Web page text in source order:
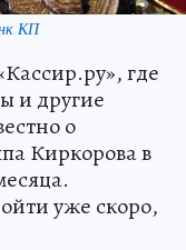
КП
где
и другие
о
Киркорова в
уже скоро,